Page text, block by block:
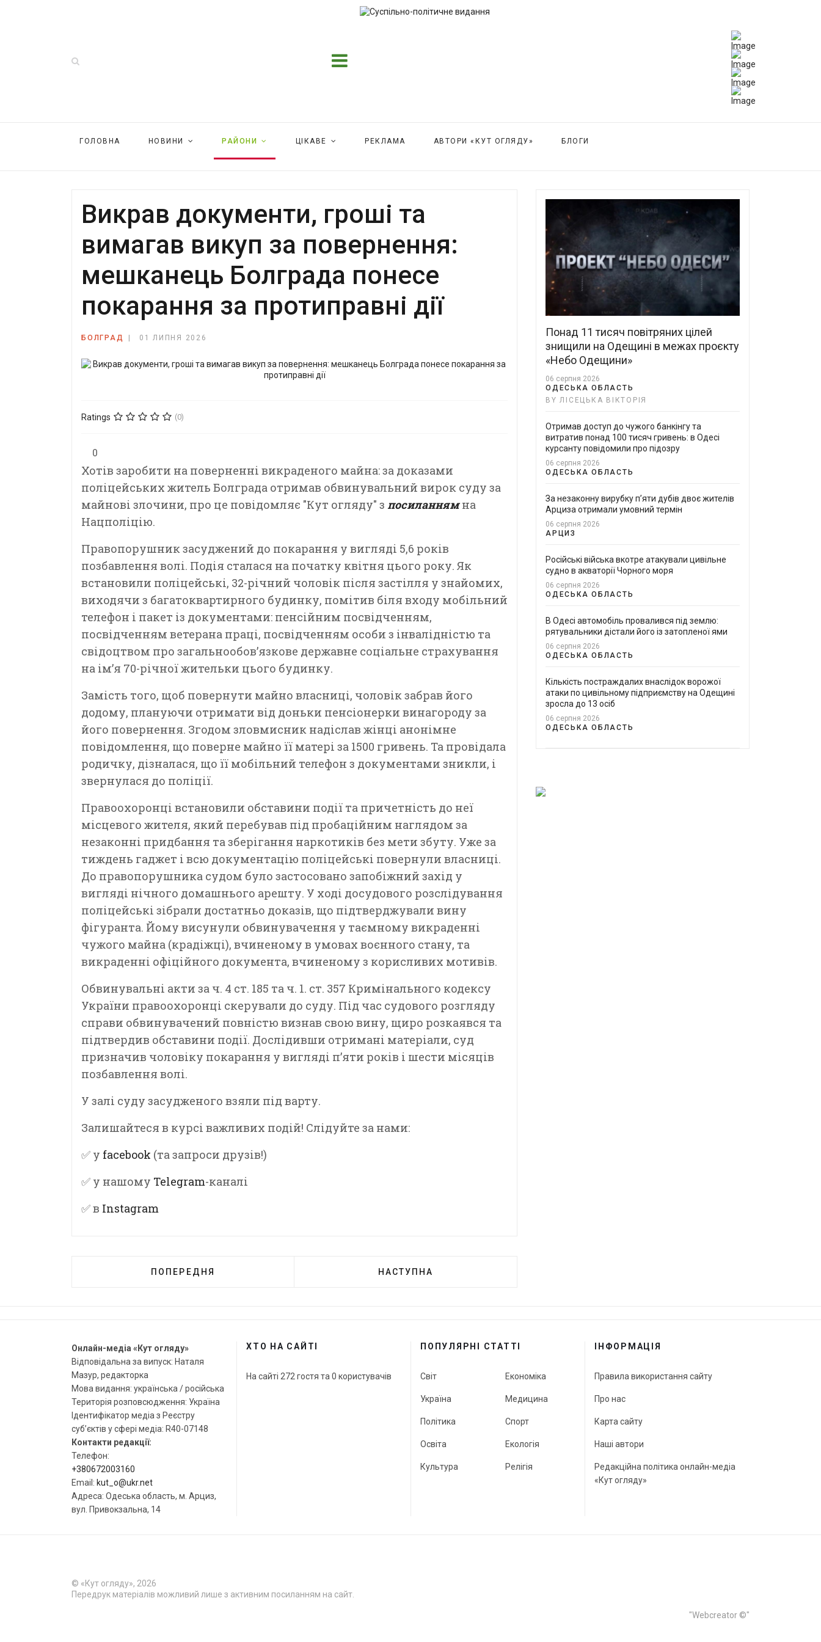
ГОЛОВНА НОВИНИ РАЙОНИ ЦІКАВЕ РЕКЛАМА АВТОРИ «КУТ ОГЛЯДУ» БЛОГИ
Викрав документи, гроші та
вимагав викуп за повернення:
мешканець Болграда понесе
покарання за протиправні дії
БОЛГРАД 01 ЛИПНЯ 2026
Ratings (0)
0
Хотів заробити на поверненні викраденого майна: за доказами
поліцейських житель Болграда отримав обвинувальний вирок суду за
майнові злочини, про це повідомляє "Кут огляду" з посиланнямна
Нацполіцію.
Правопорушник засуджений до покарання у вигляді 5,6 років
позбавлення волі. Подія сталася на початку квітня цього року. Як
встановили поліцейські, 32-річний чоловік після застілля у знайомих,
виходячи з багатоквартирного будинку, помітив біля входу мобільний
телефон і пакет із документами: пенсійним посвідченням,
посвідченням ветерана праці, посвідченням особи з інвалідністю та
свідоцтвом про загальнообов’язкове державне соціальне страхування
на ім’я 70-річної жительки цього будинку.
Замість того, щоб повернути майно власниці, чоловік забрав його
додому, плануючи отримати від доньки пенсіонерки винагороду за
його повернення. Згодом зловмисник надіслав жінці анонімне
повідомлення, що поверне майно її матері за 1500 гривень. Та провідала
родичку, дізналася, що її мобільний телефон з документами зникли, і
звернулася до поліції.
Правоохоронці встановили обставини події та причетність до неї
місцевого жителя, який перебував під пробаційним наглядом за
незаконні придбання та зберігання наркотиків без мети збуту. Уже за
тиждень гаджет і всю документацію поліцейські повернули власниці.
До правопорушника судом було застосовано запобіжний захід у
вигляді нічного домашнього арешту. У ході досудового розслідування
поліцейські зібрали достатньо доказів, що підтверджували вину
фігуранта. Йому висунули обвинувачення у таємному викраденні
чужого майна (крадіжці), вчиненому в умовах воєнного стану, та
викраденні офіційного документа, вчиненому з корисливих мотивів.
Обвинувальні акти за ч. 4 ст. 185 та ч. 1. ст. 357 Кримінального кодексу
України правоохоронці скерували до суду. Під час судового розгляду
справи обвинувачений повністю визнав свою вину, щиро розкаявся та
підтвердив обставини події. Дослідивши отримані матеріали, суд
призначив чоловіку покарання у вигляді п’яти років і шести місяців
позбавлення волі.
У залі суду засудженого взяли під варту.
Залишайтеся в курсі важливих подій! Слідуйте за нами:
✅ у facebook (та запроси друзів!)
✅ у нашому Telegram-каналі
✅ в Instagram
ПОПЕРЕДНЯ НАСТУПНА
Понад 11 тисяч повітряних цілей
знищили на Одещині в межах проєкту
«Небо Одещини»
06 серпня 2026
ОДЕСЬКА ОБЛАСТЬ
BY ЛІСЕЦЬКА ВІКТОРІЯ
Отримав доступ до чужого банкінгу та
витратив понад 100 тисяч гривень: в Одесі
курсанту повідомили про підозру
06 серпня 2026
ОДЕСЬКА ОБЛАСТЬ
За незаконну вирубку п’яти дубів двоє жителів
Арциза отримали умовний термін
06 серпня 2026
АРЦИЗ
Російські війська вкотре атакували цивільне
судно в акваторії Чорного моря
06 серпня 2026
ОДЕСЬКА ОБЛАСТЬ
В Одесі автомобіль провалився під землю:
рятувальники дістали його із затопленої ями
06 серпня 2026
ОДЕСЬКА ОБЛАСТЬ
Кількість постраждалих внаслідок ворожої
атаки по цивільному підприємству на Одещині
зросла до 13 осіб
06 серпня 2026
ОДЕСЬКА ОБЛАСТЬ
Онлайн-медіа «Кут огляду»
Відповідальна за випуск: Наталя
Мазур, редакторка
Мова видання: українська / російська
Територія розповсюдження: Україна
Ідентифікатор медіа з Реєстру
суб’єктів у сфері медіа: R40-07148
Контакти редакції:
Телефон:
+380672003160
Email: kut_o@ukr.net
Адреса: Одеська область, м. Арциз,
вул. Привокзальна, 14
ХТО НА САЙТІ
На сайті 272 гостя та 0 користувачів
ПОПУЛЯРНІ СТАТТІ
Світ
Україна
Політика
Освіта
Культура
Економіка
Медицина
Спорт
Екологія
Релігія
ІНФОРМАЦІЯ
Правила використання сайту
Про нас
Карта сайту
Наші автори
Редакційна політика онлайн-медіа
«Кут огляду»
© «Кут огляду», 2026
Передрук матеріалів можливий лише з активним посиланням на сайт.
"Webcreator ©"